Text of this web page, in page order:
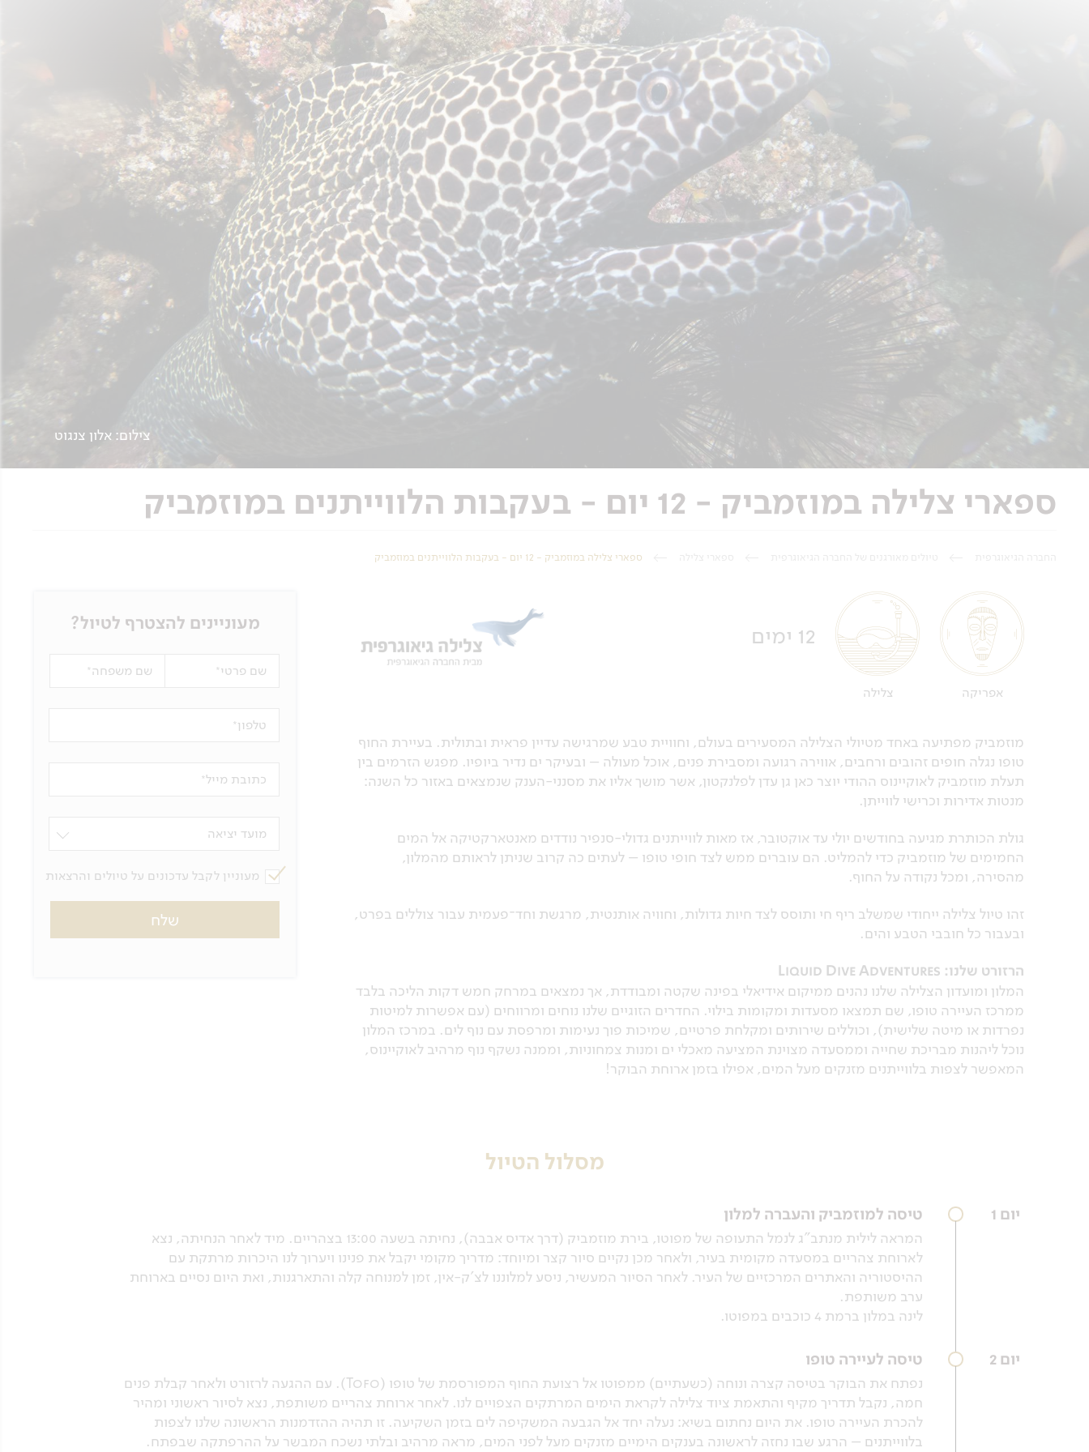
תאריכים ומחירים צור קשר
צילום: אלון צנגוט
ספארי צלילה במוזמביק - 12 יום - בעקבות הלווייתנים במוזמביק
ספארי צלילה במוזמביק - 12 יום - בעקבות הלווייתנים במוזמביק
אפריקה צלילה
12 ימים
מוזמביק מפתיעה באחד מטיולי הצלילה המסעירים בעולם, וחוויית טבע שמרגישה עדיין פראית ובתולית. בעיירת החוף
טופו נגלה חופים זהובים ורחבים, אווירה רגועה ומסבירת פנים, אוכל מעולה – ובעיקר ים נדיר ביופיו. מפגש הזרמים בין
תעלת מוזמביק לאוקיינוס ההודי יוצר כאן גן עדן לפלנקטון, אשר מושך אליו את מסנני-הענק שנמצאים באזור כל השנה:
מנטות אדירות וכרישי לווייתן.
גולת הכותרת מגיעה בחודשים יולי עד אוקטובר, אז מאות לווייתנים גדולי-סנפיר נודדים מאנטארקטיקה אל המים
החמימים של מוזמביק כדי להמליט. הם עוברים ממש לצד חופי טופו – לעתים כה קרוב שניתן לראותם מהמלון,
מהסירה, ומכל נקודה על החוף.
זהו טיול צלילה ייחודי שמשלב ריף חי ותוסס לצד חיות גדולות, וחוויה אותנטית, מרגשת וחד־פעמית עבור צוללים בפרט,
ובעבור כל חובבי הטבע והים.
הרזורט שלנו: Liquid Dive Adventures
המלון ומועדון הצלילה שלנו נהנים ממיקום אידיאלי בפינה שקטה ומבודדת, אך נמצאים במרחק חמש דקות הליכה בלבד
ממרכז העיירה טופו, שם תמצאו מסעדות ומקומות בילוי. החדרים הזוגיים שלנו נוחים ומרווחים (עם אפשרות למיטות
נפרדות או מיטה שלישית), וכוללים שירותים ומקלחת פרטיים, שמיכות פוך נעימות ומרפסת עם נוף לים. במרכז המלון
נוכל ליהנות מבריכת שחייה וממסעדה מצוינת המציעה מאכלי ים ומנות צמחוניות, וממנה נשקף נוף מרהיב לאוקיינוס,
המאפשר לצפות בלווייתנים מזנקים מעל המים, אפילו בזמן ארוחת הבוקר!
מעוניינים להצטרף לטיול?
שם פרטי שם משפחה
טלפון
כתובת מייל
מועד יציאה
מעוניין לקבל עדכונים על טיולים והרצאות
מסלול הטיול
יום 1 טיסה למוזמביק והעברה למלון
המראה לילית מנתב"ג לנמל התעופה של מפוטו, בירת מוזמביק (דרך אדיס אבבה), נחיתה בשעה 13:00 בצהריים. מיד לאחר הנחיתה, נצא
לארוחת צהריים במסעדה מקומית בעיר, ולאחר מכן נקיים סיור קצר ומיוחד: מדריך מקומי יקבל את פנינו ויערוך לנו היכרות מרתקת עם
ההיסטוריה והאתרים המרכזיים של העיר. לאחר הסיור המעשיר, ניסע למלוננו לצ'ק-אין, זמן למנוחה קלה והתארגנות, ואת היום נסיים בארוחת
ערב משותפת.
לינה במלון ברמת 4 כוכבים במפוטו.
יום 2 טיסה לעיירה טופו
נפתח את הבוקר בטיסה קצרה ונוחה (כשעתיים) ממפוטו אל רצועת החוף המפורסמת של טופו (Tofo). עם ההגעה לרזורט ולאחר קבלת פנים
חמה, נקבל תדריך מקיף והתאמת ציוד צלילה לקראת הימים המרתקים הצפויים לנו. לאחר ארוחת צהריים משותפת, נצא לסיור ראשוני ומהיר
להכרת העיירה טופו. את היום נחתום בשיא: נעלה יחד אל הגבעה המשקיפה לים בזמן השקיעה. זו תהיה ההזדמנות הראשונה שלנו לצפות
בלווייתנים – הרגע שבו נחזה לראשונה בענקים הימיים מזנקים מעל לפני המים, מראה מרהיב ובלתי נשכח המבשר על ההרפתקה שבפתח.